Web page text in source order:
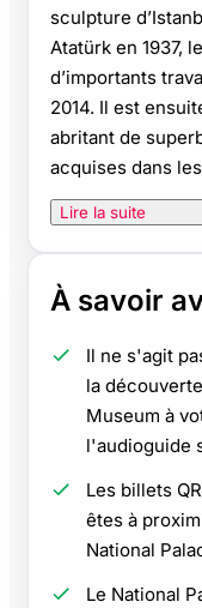
sculpture
Atatürk en 1937,
d’importants
2014. Il est
abritant de
acquises dans
Lire la suite
À savoir
Il ne s'agit
la
Museum à
l'audioguide
Les billets
êtes à
National
Le National